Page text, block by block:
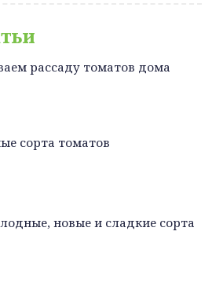
рассаду томатов дома
сорта томатов
новые и сладкие сорта